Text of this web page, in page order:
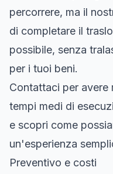
percorrere, ma il
di completare il
possibile, senza
per i tuoi beni.
Contattaci per avere
tempi medi di
e scopri come
un'esperienza
Preventivo e costi